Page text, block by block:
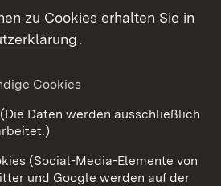
Barrierefreiheit
zu Cookies erhalten Sie in
.
Cookies
Daten werden ausschließlich
(Social-Media-Elemente von
und Google werden auf der